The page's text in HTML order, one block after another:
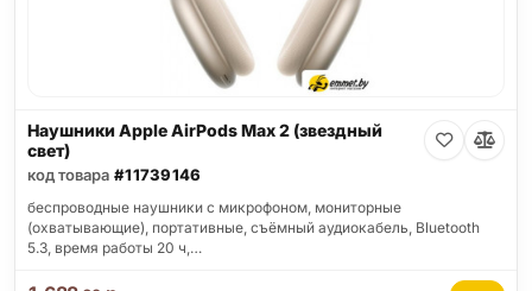
Наушники Apple AirPods Max 2 (звездный
свет)
код товара #11739146
беспроводные наушники с микрофоном, мониторные
(охватывающие), портативные, съёмный аудиокабель, Bluetooth
5.3, время работы 20 ч,…